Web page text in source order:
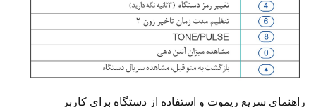
راهنمای سریع ریموت و استفاده از دستگاه برای کاربر